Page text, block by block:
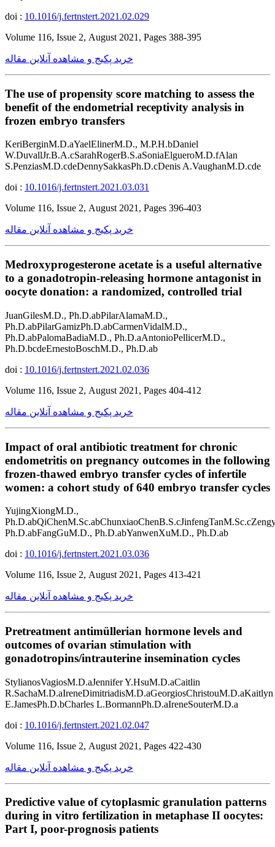
doi : 10.1016/j.fertnstert.2021.02.029
Volume 116, Issue 2, August 2021, Pages 388-395
خرید پکیج و مشاهده آنلاین مقاله
The use of propensity score matching to assess the
benefit of the endometrial receptivity analysis in
frozen embryo transfers
KeriBerginM.D.aYaelElinerM.D., M.P.H.bDaniel
W.DuvallJr.B.A.cSarahRogerB.S.aSoniaElgueroM.D.fAlan
S.PenziasM.D.cdeDennySakkasPh.D.cDenis A.VaughanM.D.cde
doi : 10.1016/j.fertnstert.2021.03.031
Volume 116, Issue 2, August 2021, Pages 396-403
خرید پکیج و مشاهده آنلاین مقاله
Medroxyprogesterone acetate is a useful alternative
to a gonadotropin-releasing hormone antagonist in
oocyte donation: a randomized, controlled trial
JuanGilesM.D., Ph.D.abPilarAlamaM.D.,
Ph.D.abPilarGamizPh.D.abCarmenVidalM.D.,
Ph.D.abPalomaBadiaM.D., Ph.D.aAntonioPellicerM.D.,
Ph.D.bcdeErnestoBoschM.D., Ph.D.ab
doi : 10.1016/j.fertnstert.2021.02.036
Volume 116, Issue 2, August 2021, Pages 404-412
خرید پکیج و مشاهده آنلاین مقاله
Impact of oral antibiotic treatment for chronic
endometritis on pregnancy outcomes in the following
frozen-thawed embryo transfer cycles of infertile
women: a cohort study of 640 embryo transfer cycles
YujingXiongM.D.,
Ph.D.abFangGuM.D., Ph.D.abYanwenXuM.D., Ph.D.ab
doi : 10.1016/j.fertnstert.2021.03.036
Volume 116, Issue 2, August 2021, Pages 413-421
خرید پکیج و مشاهده آنلاین مقاله
Pretreatment antimüllerian hormone levels and
outcomes of ovarian stimulation with
gonadotropins/intrauterine insemination cycles
StylianosVagiosM.D.aJennifer Y.HsuM.D.aCaitlin
R.SachaM.D.aIreneDimitriadisM.D.aGeorgiosChristouM.D.aKaitlyn
E.JamesPh.D.bCharles L.BormannPh.D.aIreneSouterM.D.a
doi : 10.1016/j.fertnstert.2021.02.047
Volume 116, Issue 2, August 2021, Pages 422-430
خرید پکیج و مشاهده آنلاین مقاله
Predictive value of cytoplasmic granulation patterns
during in vitro fertilization in metaphase II oocytes:
Part I, poor-prognosis patients